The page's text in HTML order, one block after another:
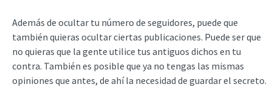
Además de ocultar tu número de seguidores, puede que
también quieras ocultar ciertas publicaciones. Puede ser que
no quieras que la gente utilice tus antiguos dichos en tu
contra. También es posible que ya no tengas las mismas
opiniones que antes, de ahí la necesidad de guardar el secreto.